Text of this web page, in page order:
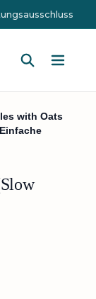
with Oats